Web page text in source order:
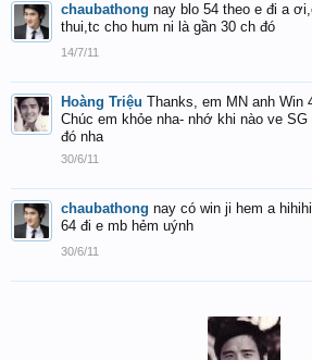
chaubathong nay blo 54 theo e đi a
thui,tc cho hum ni là gần 30 ch đó
14/7/11
Hoàng Triệu Thanks, em MN anh Win
Chúc em khỏe nha- nhớ khi nào ve
đó nha
30/6/11
chaubathong nay có win ji hem a
64 đi e mb hẻm uýnh
30/6/11